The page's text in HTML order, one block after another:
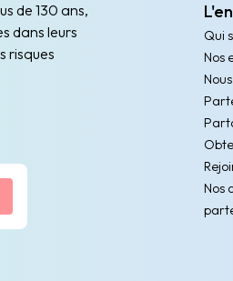
de 130 ans,
dans leurs
risques
Qui
Nos
Nos